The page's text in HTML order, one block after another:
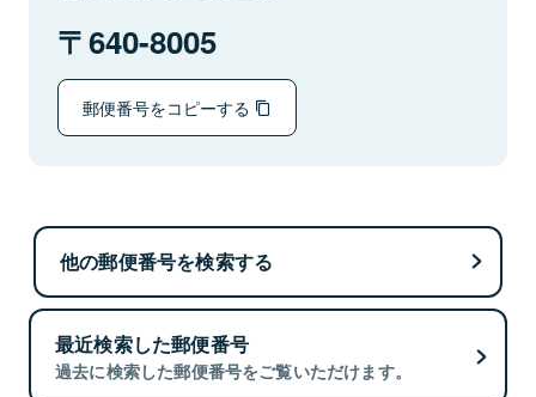
640-8005
郵便番号をコピーする
他の郵便番号を検索する
最近検索した郵便番号
過去に検索した郵便番号をご覧いただけます。